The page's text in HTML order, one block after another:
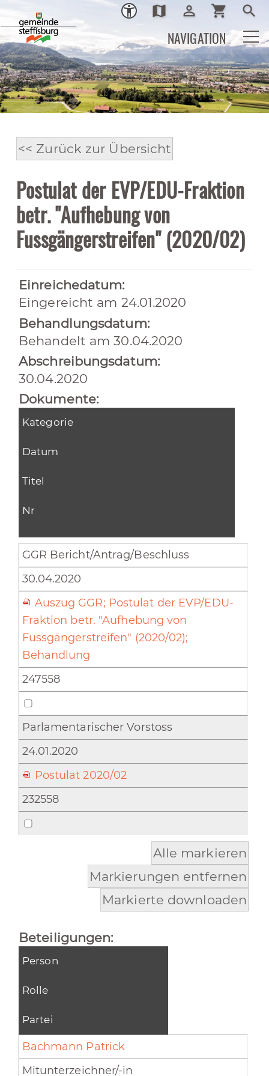
Ortsplan
map Login
person_outline shopping_cart search
NAVIGATION
<< Zurück zur Übersicht
Postulat der EVP/EDU-Fraktion
betr. "Aufhebung von
Fussgängerstreifen" (2020/02)
Einreichedatum:
Eingereicht am 24.01.2020
Behandlungsdatum:
Behandelt am 30.04.2020
Abschreibungsdatum:
30.04.2020
Dokumente:
Kategorie
Datum
Titel
Nr
GGR Bericht/Antrag/Beschluss
30.04.2020
Auszug GGR; Postulat der EVP/EDU-
Fraktion betr. "Aufhebung von
Fussgängerstreifen" (2020/02);
Behandlung
247558
Parlamentarischer Vorstoss
24.01.2020
Postulat 2020/02
232558
Alle markieren
Markierungen entfernen
Markierte downloaden
Beteiligungen:
Person
Rolle
Partei
Bachmann Patrick
Mitunterzeichner/-in